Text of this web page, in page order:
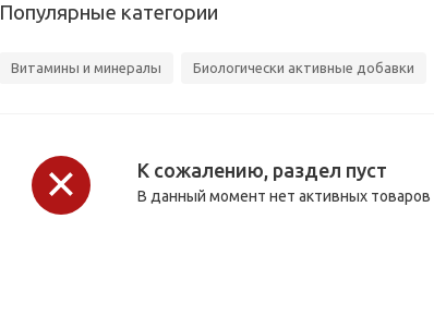
Популярные категории
Витамины и минералы Биологически активные добавки
К сожалению, раздел пуст
В данный момент нет активных товаров